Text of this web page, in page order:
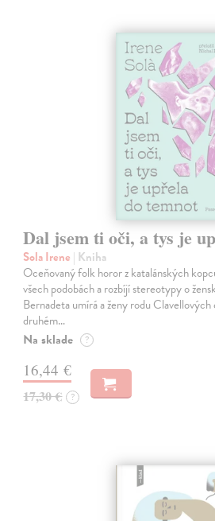
Dal jsem ti oči, a tys je
Sola Irene | Kniha
Oceňovaný folk horor z katalánských
všech podobách a rozbíjí stereotypy o
Bernadeta umírá a ženy rodu
druhém…
Na sklade ?
16,44 €
17,30 € ?